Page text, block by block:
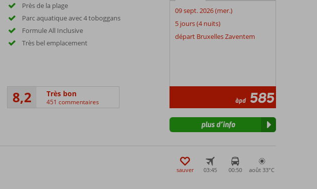
Près de la plage
Parc aquatique avec 4 toboggans
Formule All Inclusive
Très bel emplacement
8,2 Très bon
451 commentaires
09 sept. 2026 (mer.)
5 jours (4 nuits)
départ Bruxelles Zaventem
àpd 585
plus d’info
sauver 03:45 00:50 août 33°C